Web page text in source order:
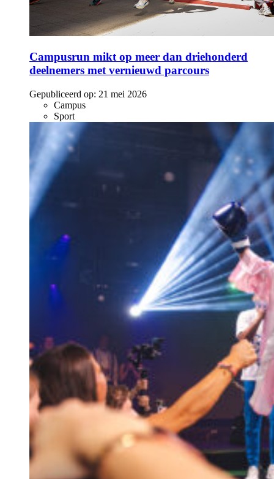
Campusrun mikt op meer dan driehonderd
deelnemers met vernieuwd parcours
Gepubliceerd op: 21 mei 2026
Campus
Sport